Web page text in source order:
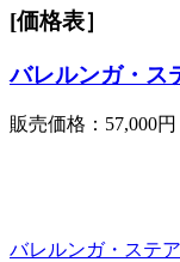
[価格表］
バレルンガ・ス
販売価格：57,000円
バレルンガ・ステ